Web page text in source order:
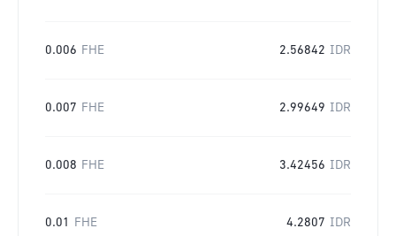
0.006 FHE 2.56842 IDR
0.007 FHE 2.99649 IDR
0.008 FHE 3.42456 IDR
0.01 FHE 4.2807 IDR